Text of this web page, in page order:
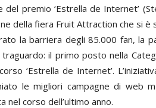
del premio ‘Estrella de Internet’
della fiera Fruit Attraction che si
la barriera degli 85.000 fan, la
il primo posto nella
‘Estrella de Internet’.
le migliori campagne di web
corso dell’ultimo anno.